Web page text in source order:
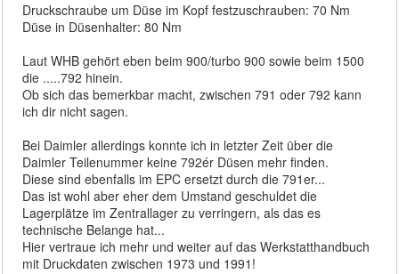
Druckschraube um Düse im Kopf festzuschrauben: 70 Nm
Düse in Düsenhalter: 80 Nm
Laut WHB gehört eben beim 900/turbo 900 sowie beim 1500
die .....792 hinein.
Ob sich das bemerkbar macht, zwischen 791 oder 792 kann
ich dir nicht sagen.
Bei Daimler allerdings konnte ich in letzter Zeit über die
Daimler Teilenummer keine 792ér Düsen mehr finden.
Diese sind ebenfalls im EPC ersetzt durch die 791er...
Das ist wohl aber eher dem Umstand geschuldet die
Lagerplätze im Zentrallager zu verringern, als das es
technische Belange hat...
Hier vertraue ich mehr und weiter auf das Werkstatthandbuch
mit Druckdaten zwischen 1973 und 1991!